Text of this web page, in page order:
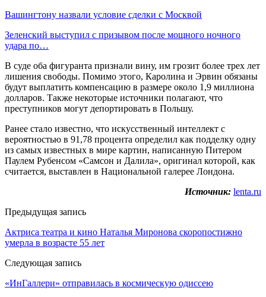
Вашингтону назвали условие сделки с Москвой
Зеленский выступил с призывом после мощного ночного
удара по…
В суде оба фигуранта признали вину, им грозит более трех лет
лишения свободы. Помимо этого, Каролина и Эрвин обязаны
будут выплатить компенсацию в размере около 1,9 миллиона
долларов. Также некоторые источники полагают, что
преступников могут депортировать в Польшу.
Ранее стало известно, что искусственный интеллект с
вероятностью в 91,78 процента определил как подделку одну
из самых известных в мире картин, написанную Питером
Паулем Рубенсом «Самсон и Далила», оригинал которой, как
считается, выставлен в Национальной галерее Лондона.
Источник: lenta.ru
Предыдущая запись
Актриса театра и кино Наталья Миронова скоропостижно
умерла в возрасте 55 лет
Следующая запись
«ИнГаллери» отправилась в космическую одиссею